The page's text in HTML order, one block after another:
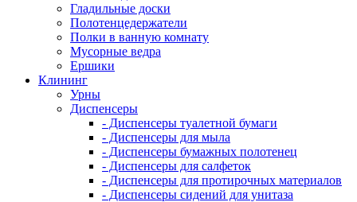
Гладильные доски
Полотенцедержатели
Полки в ванную комнату
Мусорные ведра
Ершики
Клининг
Урны
Диспенсеры
- Диспенсеры туалетной бумаги
- Диспенсеры для мыла
- Диспенсеры бумажных полотенец
- Диспенсеры для салфеток
- Диспенсеры для протирочных материалов
- Диспенсеры сидений для унитаза